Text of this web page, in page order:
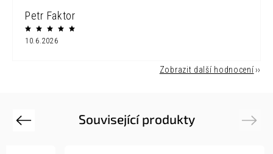
Petr Faktor
10.6.2026
Zobrazit další hodnocení
Související produkty
Previous Next